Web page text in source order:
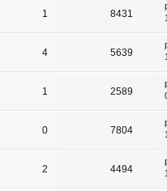
1 8431
4 5639
1 2589
0 7804
2 4494